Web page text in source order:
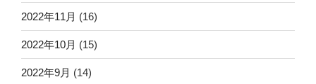
2022年11月 (16)
2022年10月 (15)
2022年9月 (14)